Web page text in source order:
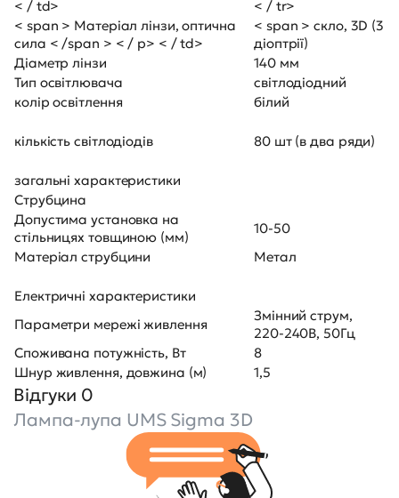
< / td>
< / tr>
< span > Матеріал лінзи, оптична
сила < /span > < / p> < / td>
< span > скло, 3D (3
діоптрії)
Діаметр лінзи
140 мм
Тип освітлювача
світлодіодний
колір освітлення
кількість світлодіодів
білий
80 шт (в два ряди)
загальні характеристики
Струбцина
Допустима установка на
стільницях товщиною (мм)
10-50
Матеріал струбцини
Метал
Електричні характеристики
Параметри мережі живлення
Змінний струм,
220-240В, 50Гц
Споживана потужність, Вт
8
Шнур живлення, довжина (м)
1,5
Відгуки 0
Лампа-лупа UMS Sigma 3D